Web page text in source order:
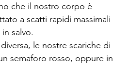
che il nostro corpo è
a scatti rapidi massimali
salvo.
le nostre scariche di
semaforo rosso, oppure in